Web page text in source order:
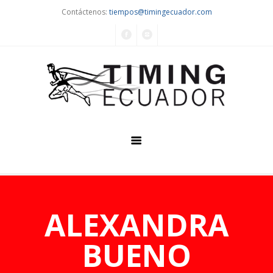
Contáctenos: tiempos@timingecuador.com
Servicios
Eventos
ALEXANDRA
BUENO